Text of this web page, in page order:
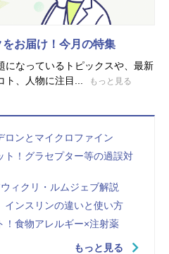
お届け！今月の特集
になっているトピックスや、最新
ト、人物に注目...
もっと見る
ロンとマイクロファイン
ト！グラセプター等の過誤対
ィクリ・ルムジェブ解説
インスリンの違いと使い方
！食物アレルギー×注射薬
もっと見る